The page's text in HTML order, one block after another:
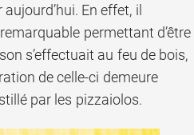
En effet, il
permettant d’être
s’effectuait au feu de bois,
de celle-ci demeure
par les pizzaiolos.